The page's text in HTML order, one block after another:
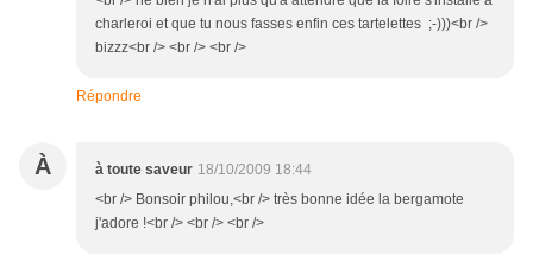
charleroi et que tu nous fasses enfin ces tartelettes ;-)))<br />
bizzz<br /> <br /> <br />
Répondre
À à toute saveur 18/10/2009 18:44
<br /> Bonsoir philou,<br /> très bonne idée la bergamote
j'adore !<br /> <br /> <br />